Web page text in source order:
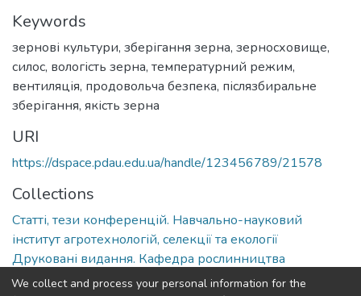
Keywords
зернові культури, зберігання зерна, зерносховище,
силос, вологість зерна, температурний режим,
вентиляція, продовольча безпека, післязбиральне
зберігання, якість зерна
URI
https://dspace.pdau.edu.ua/handle/123456789/21578
Collections
Статті, тези конференцій. Навчально-науковий
інститут агротехнологій, селекції та екології
Друковані видання. Кафедра рослинництва
We collect and process your personal information for the